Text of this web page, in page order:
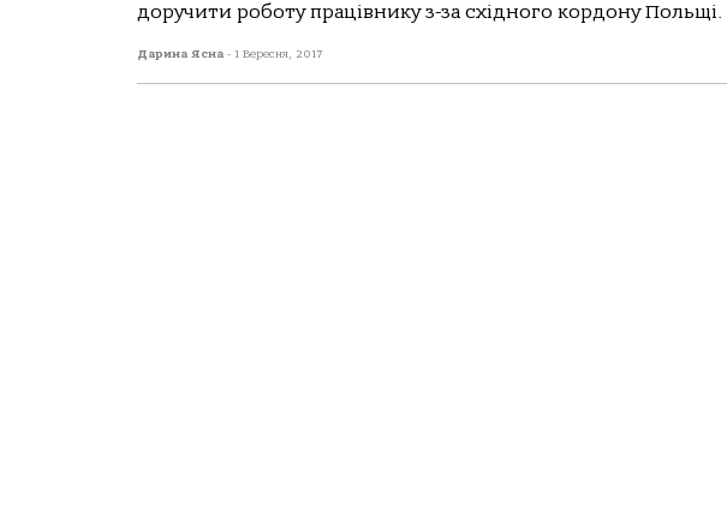
доручити роботу працівнику з-за східного кордону
Дарина Ясна - 1 Вересня, 2017